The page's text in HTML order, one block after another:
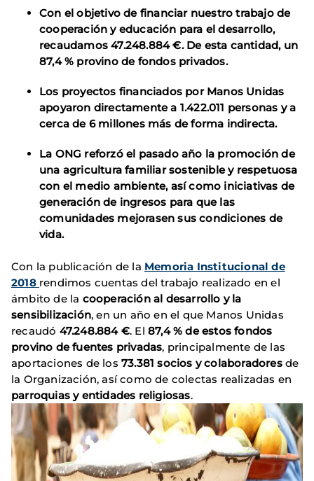
Con el objetivo de financiar nuestro trabajo de
cooperación y educación para el desarrollo,
recaudamos 47.248.884 €. De esta cantidad, un
87,4 % provino de fondos privados.
Los proyectos financiados por Manos Unidas
apoyaron directamente a 1.422.011 personas y a
cerca de 6 millones más de forma indirecta.
La ONG reforzó el pasado año la promoción de
una agricultura familiar sostenible y respetuosa
con el medio ambiente, así como iniciativas de
generación de ingresos para que las
comunidades mejorasen sus condiciones de
vida.
Con la publicación de la Memoria Institucional de
2018 rendimos cuentas del trabajo realizado en el
ámbito de la cooperación al desarrollo y la
sensibilización, en un año en el que Manos Unidas
recaudó 47.248.884 €. El87,4 % de estos fondos
provino de fuentes privadas, principalmente de las
aportaciones de los 73.381 socios y colaboradoresde
la Organización, así como de colectas realizadas en
parroquias y entidades religiosas.